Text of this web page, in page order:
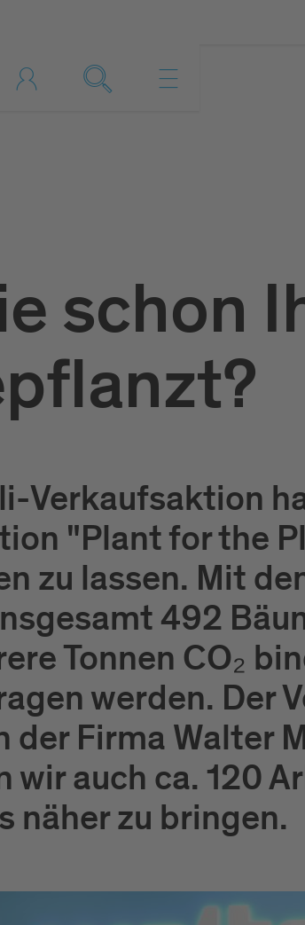
schon
Verkaufsaktion
"Plant for the
zu lassen. Mit
492
Tonnen CO₂
werden. Der
der Firma Walter
wir auch ca. 120
näher zu bringen.